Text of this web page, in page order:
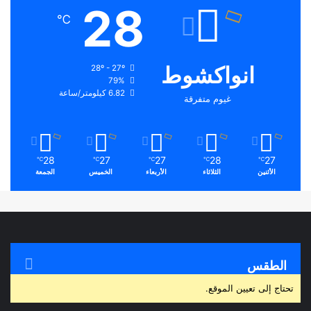
انواكشوط
غيوم متفرقة
28
℃
28º - 27º
79%
6.82 كيلومتر/ساعة
27
℃
الأثنين
28
℃
الثلاثاء
27
℃
الأربعاء
27
℃
الخميس
28
℃
الجمعة
الطقس
تحتاج إلى تعيين الموقع.